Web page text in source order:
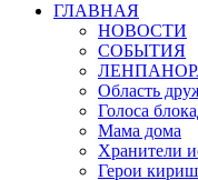
ГЛАВНАЯ
НОВОСТИ
СОБЫТИЯ
Область
Голоса
Мама дома
Хранители
Герои